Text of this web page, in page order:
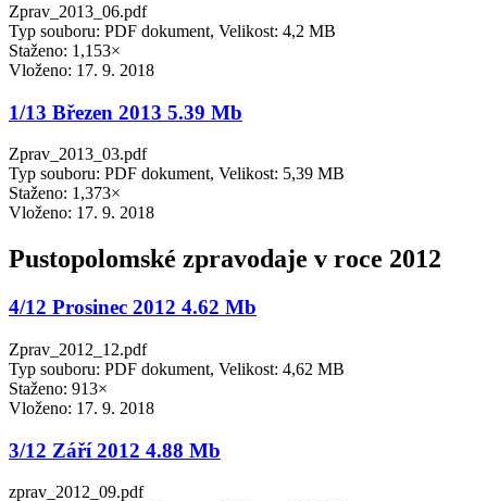
Zprav_2013_06.pdf
Typ souboru: PDF dokument, Velikost: 4,2 MB
Staženo: 1,153×
Vloženo: 17. 9. 2018
1/13 Březen 2013 5.39 Mb
Zprav_2013_03.pdf
Typ souboru: PDF dokument, Velikost: 5,39 MB
Staženo: 1,373×
Vloženo: 17. 9. 2018
Pustopolomské zpravodaje v roce 2012
4/12 Prosinec 2012 4.62 Mb
Zprav_2012_12.pdf
Typ souboru: PDF dokument, Velikost: 4,62 MB
Staženo: 913×
Vloženo: 17. 9. 2018
3/12 Září 2012 4.88 Mb
zprav_2012_09.pdf